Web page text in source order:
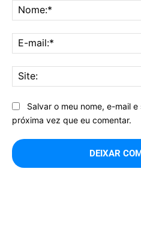
Salvar o meu nome, e-mail
próxima vez que eu comentar.